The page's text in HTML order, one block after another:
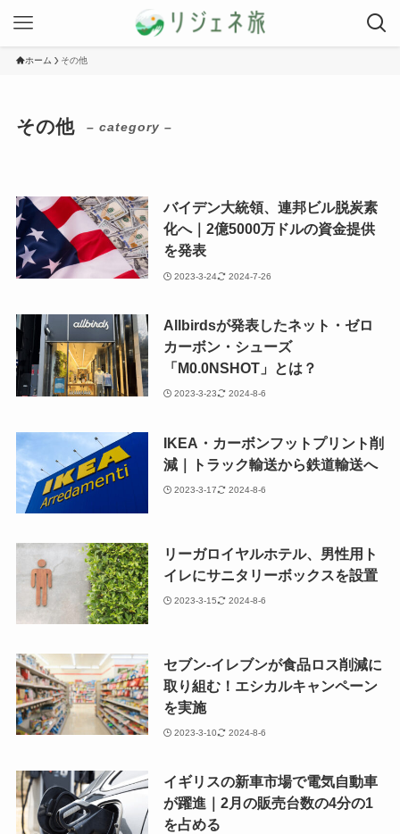
ホーム その他
その他 – category –
2023-3-24 2024-7-26
バイデン大統領、連邦ビル脱炭素
化へ｜2億5000万ドルの資金提供
を発表
2023-3-23 2024-8-6
Allbirdsが発表したネット・ゼロ
カーボン・シューズ
「M0.0NSHOT」とは？
2023-3-17 2024-8-6
IKEA・カーボンフットプリント削
減｜トラック輸送から鉄道輸送へ
2023-3-15 2024-8-6
リーガロイヤルホテル、男性用ト
イレにサニタリーボックスを設置
2023-3-10 2024-8-6
セブン-イレブンが食品ロス削減に
取り組む！エシカルキャンペーン
を実施
イギリスの新車市場で電気自動車
が躍進｜2月の販売台数の4分の1
を占める